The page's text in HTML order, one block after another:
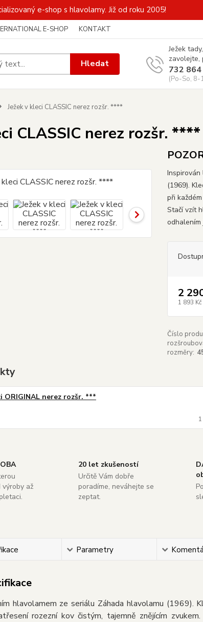
e-shop s hlavolamy. Již od roku 2005!
E-SHOP KONTAKT
Hledat
Ježek
zavolejte,
732
(Po-So, 8-
Ježek v kleci CLASSIC nerez rozšr. ****
CLASSIC nerez rozšr. ****
(1969).
při
Stačí vzít
2
1 893 Kč
Číslo
rozměry:
ORIGINAL nerez rozšr. ***
výroby až
20 let zkušeností
Určitě Vám dobře
poradíme, neváhejte se
zeptat.
Parametry
hlavolamem ze seriálu Záhada hlavolamu (1969).
rozezní kov čistým, tajemně znějícím